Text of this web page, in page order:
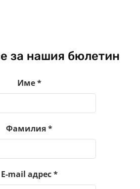
за нашия бюлетин
Име*
Фамилия*
E-mail адрес*